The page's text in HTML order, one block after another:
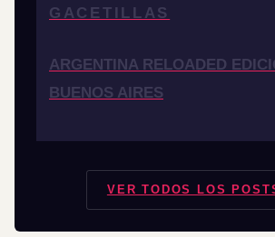
GACETILLAS
ARGENTINA RELOADED
BUENOS AIRES
VER TODOS LOS